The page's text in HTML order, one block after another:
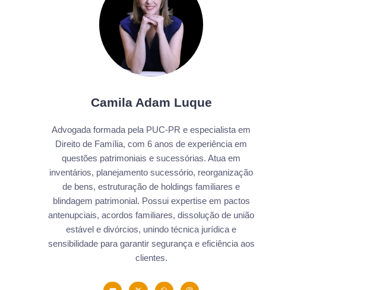
Camila Adam Luque
Advogada formada pela PUC-PR e especialista em
Direito de Família, com 6 anos de experiência em
questões patrimoniais e sucessórias. Atua em
inventários, planejamento sucessório, reorganização
de bens, estruturação de holdings familiares e
blindagem patrimonial. Possui expertise em pactos
antenupciais, acordos familiares, dissolução de união
estável e divórcios, unindo técnica jurídica e
sensibilidade para garantir segurança e eficiência aos
clientes.